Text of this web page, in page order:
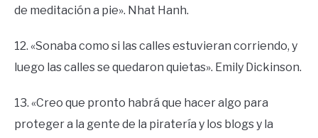
de meditación a pie». Nhat Hanh.
12. «Sonaba como si las calles estuvieran corriendo, y
luego las calles se quedaron quietas». Emily Dickinson.
13. «Creo que pronto habrá que hacer algo para
proteger a la gente de la piratería y los blogs y la